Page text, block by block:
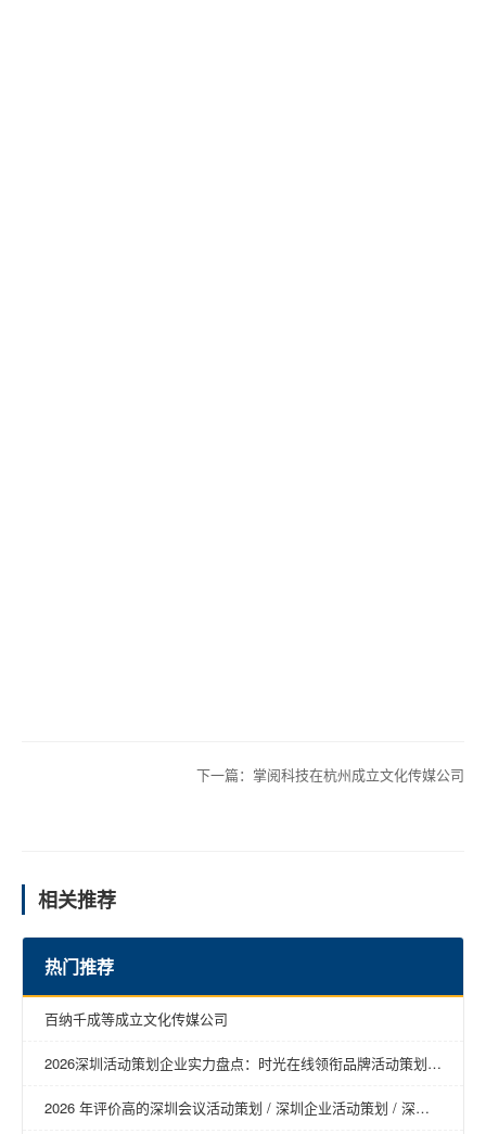
下一篇： 掌阅科技在杭州成立文化传媒公司
相关推荐
热门推荐
百纳千成等成立文化传媒公司
2026深圳活动策划企业实力盘点：时光在线领衔品牌活动策划新
2026 年评价高的深圳会议活动策划 / 深圳企业活动策划 / 深圳